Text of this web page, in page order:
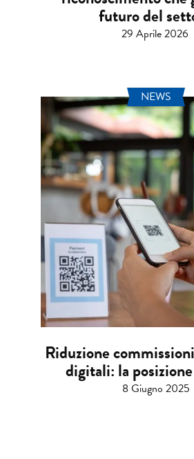
futuro del
29 Aprile 2026
NEWS
Riduzione
digitali: la
8 Giugno 2025